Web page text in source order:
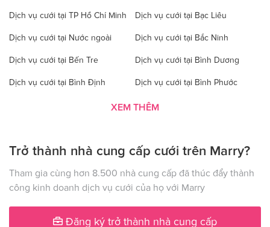
Dịch vụ cưới tại TP Hồ Chí Minh Dịch vụ cưới tại Bạc Liêu
Dịch vụ cưới tại Nước ngoài Dịch vụ cưới tại Bắc Ninh
Dịch vụ cưới tại Bến Tre Dịch vụ cưới tại Bình Dương
Dịch vụ cưới tại Bình Định Dịch vụ cưới tại Bình Phước
Dịch vụ cưới tại Bình Thuận Dịch vụ cưới tại Cà Mau
Dịch vụ cưới tại Hà Nội Dịch vụ cưới tại Đăk Nông
Dịch vụ cưới tại Điện Biên Dịch vụ cưới tại Đồng Nai
Dịch vụ cưới tại Đồng Tháp Dịch vụ cưới tại Gia Lai
Dịch vụ cưới tại Hà Giang Dịch vụ cưới tại Hà Nam
XEM THÊM
Trở thành nhà cung cấp cưới trên Marry?
Tham gia cùng hơn 8.500 nhà cung cấp đã thúc đẩy thành
công kinh doanh dịch vụ cưới của họ với Marry
Đăng ký trở thành nhà cung cấp